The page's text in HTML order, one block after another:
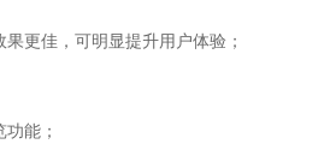
更佳，可明显提升用户体验；
能；